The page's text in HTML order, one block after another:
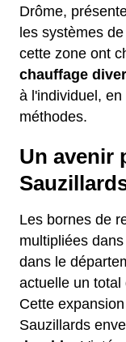
Drôme,
les systèmes
cette zone ont
chauffage
à l'individuel,
méthodes.
Un avenir
Les bornes de
multipliées
dans le
actuelle un total
Cette
Sauzillards